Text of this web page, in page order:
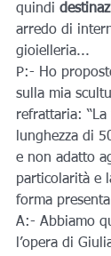
quindi
arredo di
gioielleria...
P:- Ho
sulla mia
refrattaria:
lunghezza di
e non adatto
particolarità e
forma
A:- Abbiamo
l’opera di